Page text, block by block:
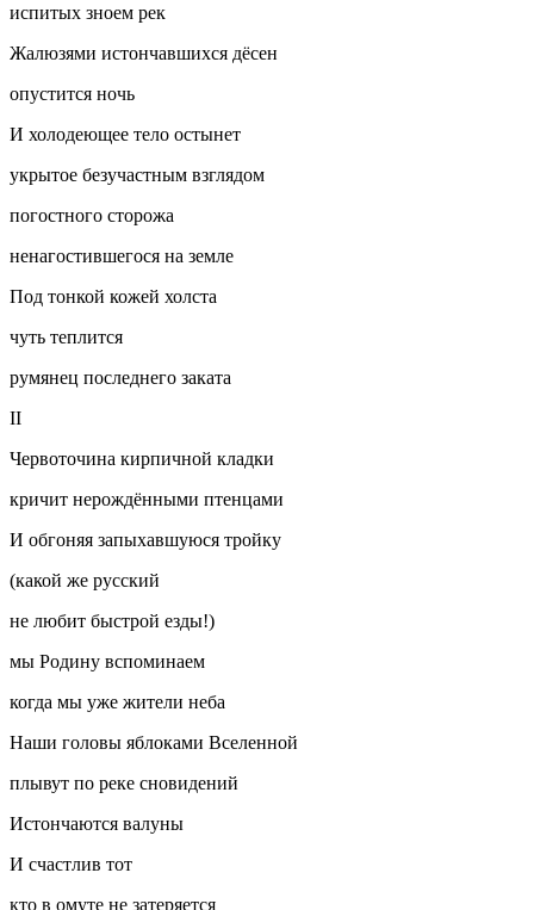
испитых зноем рек
Жалюзями истончавшихся дёсен
опустится ночь
И холодеющее тело остынет
укрытое безучастным взглядом
погостного сторожа
ненагостившегося на земле
Под тонкой кожей холста
чуть теплится
румянец последнего заката
II
Червоточина кирпичной кладки
кричит нерождёнными птенцами
И обгоняя запыхавшуюся тройку
(какой же русский
не любит быстрой езды!)
мы Родину вспоминаем
когда мы уже жители неба
Наши головы яблоками Вселенной
плывут по реке сновидений
Истончаются валуны
И счастлив тот
кто в омуте не затеряется